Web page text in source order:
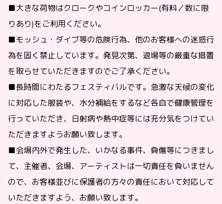
■大きな荷物はクロークやコインロッカー(有料／数に限
りあり)をご利用ください。
■モッシュ・ダイブ等の危険行為、他のお客様への迷惑行
為を固く禁止しています。発見次第、退場等の厳重な措置
を取らせていただきますのでご了承ください。
■長時間にわたるフェスティバルです。急激な天候の変化
に対応した服装や、水分補給をするなど各自で健康管理を
行っていただき、日射病や熱中症等には充分気をつけてい
ただきますようお願い致します。
■会場内外で発生した、いかなる事件、負傷等につきまし
て、主催者、会場、アーティストは一切責任を負いません
ので、お客様並びに保護者の方々の責任において対応して
いただきますよう、お願い致します。